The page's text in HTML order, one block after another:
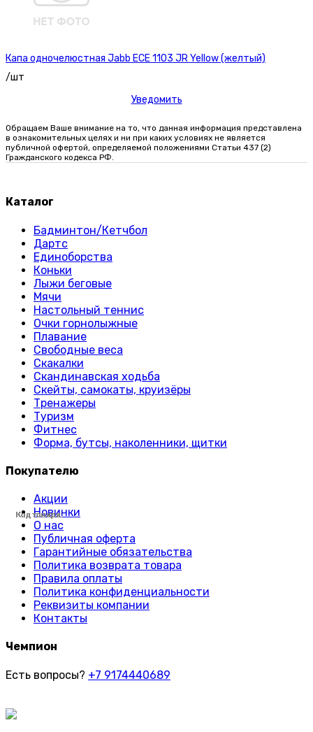
Код товара:
Код товара:
Код товара:
Код товара:
Код товара:
Код товара:
Код товара:
Код товара:
Код товара:
Код товара:
Код товара:
Код товара:
Код товара:
Код товара:
Код товара:
Код товара:
Код товара:
Код товара:
Код товара:
Код товара:
Код товара:
Код товара:
Код товара:
Капа одночелюстная Jabb ECE 1103 JR Yellow (желтый)
/шт
Уведомить
Код товара:
Обращаем Ваше внимание на то, что данная информация представлена
в ознакомительных целях и ни при каких условиях не является
публичной офертой, определяемой положениями Статьи 437 (2)
Гражданского кодекса РФ.
Каталог
Бадминтон/Кетчбол
Дартс
Единоборства
Коньки
Лыжи беговые
Мячи
Настольный теннис
Очки горнолыжные
Плавание
Свободные веса
Скакалки
Скандинавская ходьба
Скейты, самокаты, круизёры
Тренажеры
Туризм
Фитнес
Форма, бутсы, наколенники, щитки
Покупателю
Акции
Новинки
О нас
Публичная оферта
Гарантийные обязательства
Политика возврата товара
Правила оплаты
Политика конфиденциальности
Реквизиты компании
Контакты
Чемпион
Есть вопросы? +7 9174440689